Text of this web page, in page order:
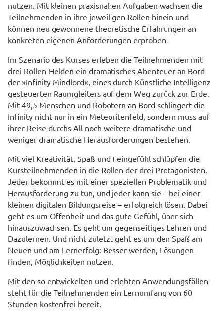
nutzen. Mit kleinen praxisnahen Aufgaben wachsen die
Teilnehmenden in ihre jeweiligen Rollen hinein und
können neu gewonnene theoretische Erfahrungen an
konkreten eigenen Anforderungen erproben.
Im Szenario des Kurses erleben die Teilnehmenden mit
drei Rollen-Helden ein dramatisches Abenteuer an Bord
der »Infinity Mindlord«, eines durch Künstliche Intelligenz
gesteuerten Raumgleiters auf dem Weg zurück zur Erde.
Mit 49,5 Menschen und Robotern an Bord schlingert die
Infinity nicht nur in ein Meteoritenfeld, sondern muss auf
ihrer Reise durchs All noch weitere dramatische und
weniger dramatische Herausforderungen bestehen.
Mit viel Kreativität, Spaß und Feingefühl schlüpfen die
Kursteilnehmenden in die Rollen der drei Protagonisten.
Jeder bekommt es mit einer speziellen Problematik und
Herausforderung zu tun, und jeder kann sie – bei einer
kleinen digitalen Bildungsreise – erfolgreich lösen. Dabei
geht es um Offenheit und das gute Gefühl, über sich
hinauszuwachsen. Es geht um gegenseitiges Lehren und
Dazulernen. Und nicht zuletzt geht es um den Spaß am
Neuen und am Lernerfolg: Besser werden, Lösungen
finden, Möglichkeiten nutzen.
Mit den so entwickelten und erlebten Anwendungsfällen
steht für die Teilnehmenden ein Lernumfang von 60
Stunden kostenfrei bereit.